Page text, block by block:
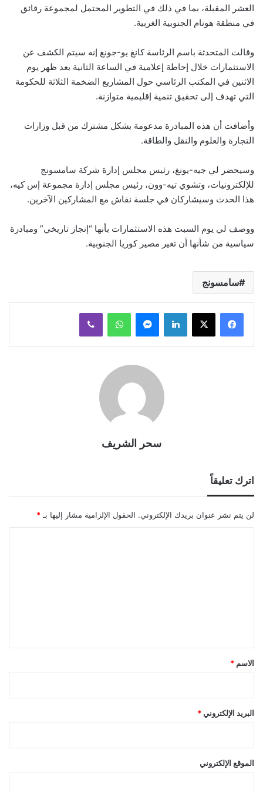
العشر المقبلة، بما في ذلك في التطوير المحتمل لمجموعة رقائق
في منطقة هونام الجنوبية الغربية.
وقالت المتحدثة باسم الرئاسة كانغ يو-جونغ إنه سيتم الكشف عن
الاستثمارات خلال إحاطة إعلامية في الساعة الثانية بعد ظهر يوم
الاثنين في المكتب الرئاسي حول المشاريع الضخمة الثلاثة للحكومة
التي تهدف إلى تحقيق تنمية إقليمية متوازنة.
وأضافت أن هذه المبادرة مدعومة بشكل مشترك من قبل وزارات
التجارة والعلوم والنقل والطاقة.
وسيحضر لي جيه-يونغ، رئيس مجلس إدارة شركة سامسونج
للإلكترونيات، وتشوي تيه-وون، رئيس مجلس إدارة مجموعة إس كيه،
هذا الحدث وسيشاركان في جلسة نقاش مع المشاركين الآخرين.
ووصف لي يوم السبت هذه الاستثمارات بأنها “إنجاز تاريخي” ومبادرة
سياسية من شأنها أن تغير مصير كوريا الجنوبية.
سامسونج
لينكدإن ماسنجر واتساب ڤايبر
سحر الشريف
اترك تعليقاً
لن يتم نشر عنوان بريدك الإلكتروني. الحقول الإلزامية مشار إليها بـ *
*
الاسم *
البريد الإلكتروني *
الموقع الإلكتروني